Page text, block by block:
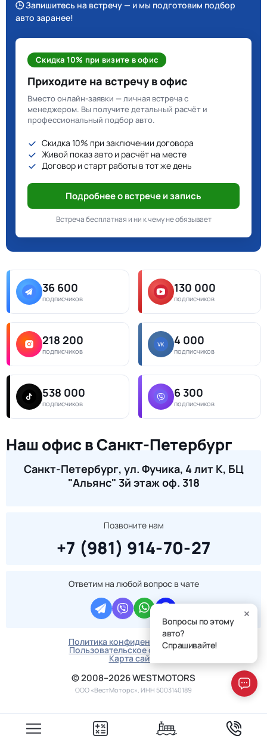
🕒 Запишитесь на встречу — и мы подготовим подбор
авто заранее!
Скидка 10% при визите в офис
Приходите на встречу в офис
Вместо онлайн-заявки — личная встреча с
менеджером. Вы получите детальный расчёт и
профессиональный подбор авто.
Скидка 10% при заключении договора
Живой показ авто и расчёт на месте
Договор и старт работы в тот же день
Подробнее о встрече и запись
Встреча бесплатная и ни к чему не обязывает
36 600
подписчиков
130 000
подписчиков
218 200
подписчиков
4 000
подписчиков
538 000
подписчиков
6 300
подписчиков
Наш офис в Санкт-Петербург
Санкт-Петербург, ул. Фучика, 4 лит К, БЦ
"Альянс" 3й этаж оф. 318
Позвоните нам
+7 (981) 914-70-27
Ответим на любой вопрос в чате
Политика конфиденциальности
Пользовательское соглашение
Карта сайта
© 2008–2026 WESTMOTORS
ООО «ВестМоторс», ИНН 5003140189
Вопросы по этому
авто?
Спрашивайте!